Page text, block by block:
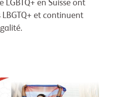
LGBTQ+ en Suisse ont
et continuent